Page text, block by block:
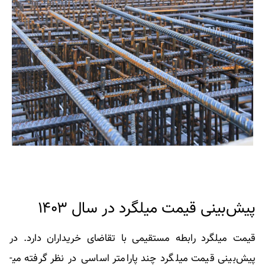
پیش‌بینی قیمت میلگرد در سال ۱۴۰۳
قیمت میلگرد رابطه مستقیمی با تقاضای خریداران دارد. در
پیش‌بینی قیمت میلگرد چند پارامتر اساسی در نظر گرفته می­